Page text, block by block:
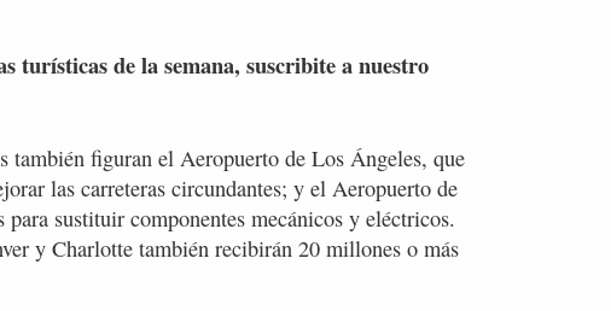
turísticas de la semana, suscribite a nuestro
también figuran el Aeropuerto de Los Ángeles, que
las carreteras circundantes; y el Aeropuerto de
sustituir componentes mecánicos y eléctricos.
y Charlotte también recibirán 20 millones o más